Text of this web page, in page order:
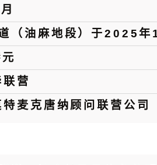
（油麻地段）于2025年
营
麦克唐纳顾问联营公司